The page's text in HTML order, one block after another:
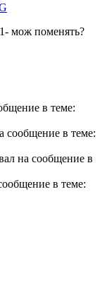
мож поменять?
в теме:
сообщение в теме:
на сообщение в
в теме: